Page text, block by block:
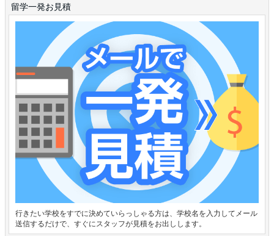
留学一発お見積
行きたい学校をすでに決めていらっしゃる方は、学校名を入力してメール
送信するだけで、すぐにスタッフが見積をお出しします。